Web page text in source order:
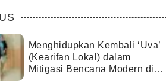
Menghidupkan Kembali ‘Uva’
(Kearifan Lokal) dalam
Mitigasi Bencana Modern di